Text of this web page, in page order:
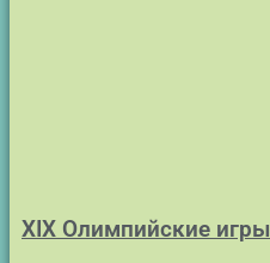
XIX Олимпийские игры